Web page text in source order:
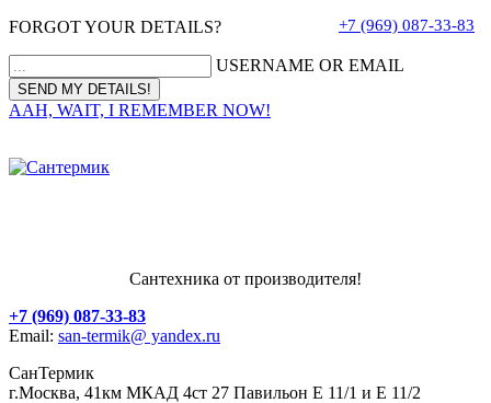
FORGOT YOUR DETAILS?
USERNAME OR EMAIL
AAH, WAIT, I REMEMBER NOW!
+7 (969) 087-33-83
Сантехника от производителя!
+7 (969) 087-33-83
Email: san-termik@ yandex.ru
СанТермик
г.Москва, 41км МКАД 4ст 27 Павильон Е 11/1 и Е 11/2